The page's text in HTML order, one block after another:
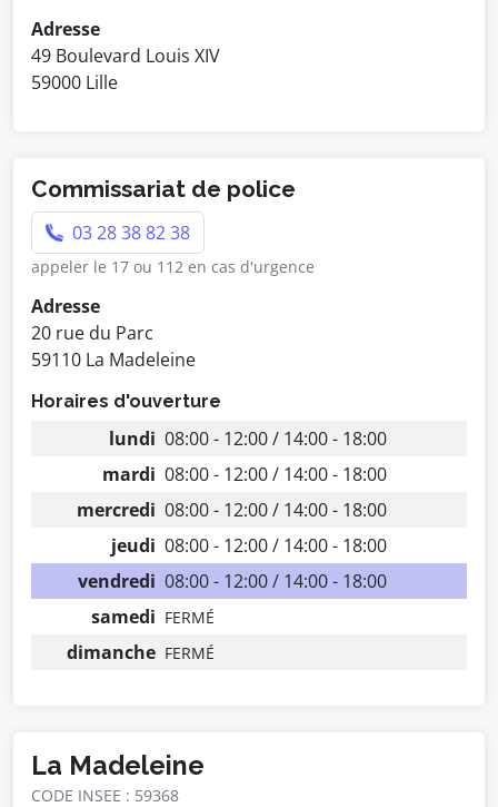
Adresse
49 Boulevard Louis XIV
59000 Lille
Commissariat de police
03 28 38 82 38
appeler le 17 ou 112 en cas d'urgence
Adresse
20 rue du Parc
59110 La Madeleine
Horaires d'ouverture
lundi 08:00 - 12:00 / 14:00 - 18:00
mardi 08:00 - 12:00 / 14:00 - 18:00
mercredi 08:00 - 12:00 / 14:00 - 18:00
jeudi 08:00 - 12:00 / 14:00 - 18:00
vendredi 08:00 - 12:00 / 14:00 - 18:00
samedi FERMÉ
dimanche FERMÉ
La Madeleine
CODE INSEE : 59368